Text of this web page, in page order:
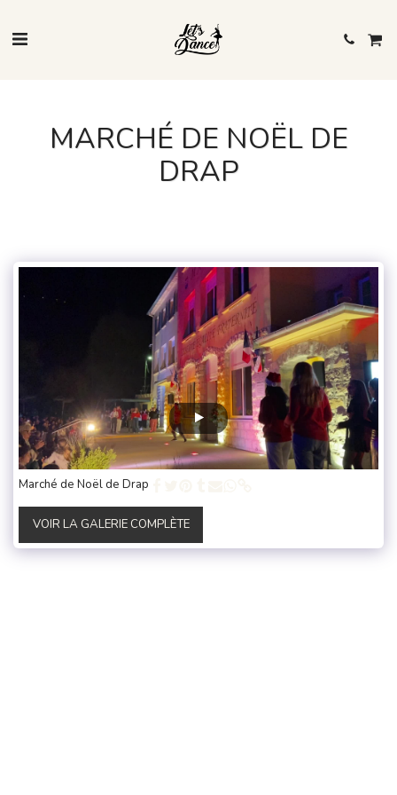
MARCHÉ DE NOËL DE
DRAP
Marché de Noël de Drap
VOIR LA GALERIE COMPLÈTE